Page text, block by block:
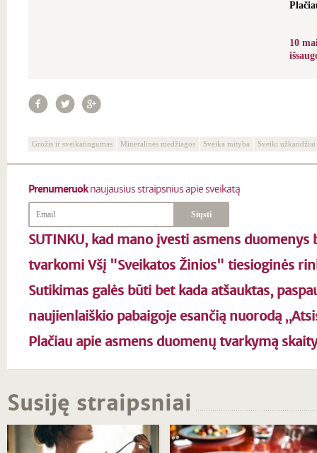
10
Grožis ir sveikatingumas Mineralinės medžiagos Sveika mityba Sveiki užkandžiai
Prenumeruoknaujausius straipsnius apie sveikatą
SUTINKU, kad mano įvesti asmens
tvarkomi Všį "Sveikatos Žinios" tiesioginės
Sutikimas galės būti bet kada atšauktas,
naujienlaiškio pabaigoje esančią nuorodą
Plačiau apie asmens duomenų tvarkymą
Susiję straipsniai